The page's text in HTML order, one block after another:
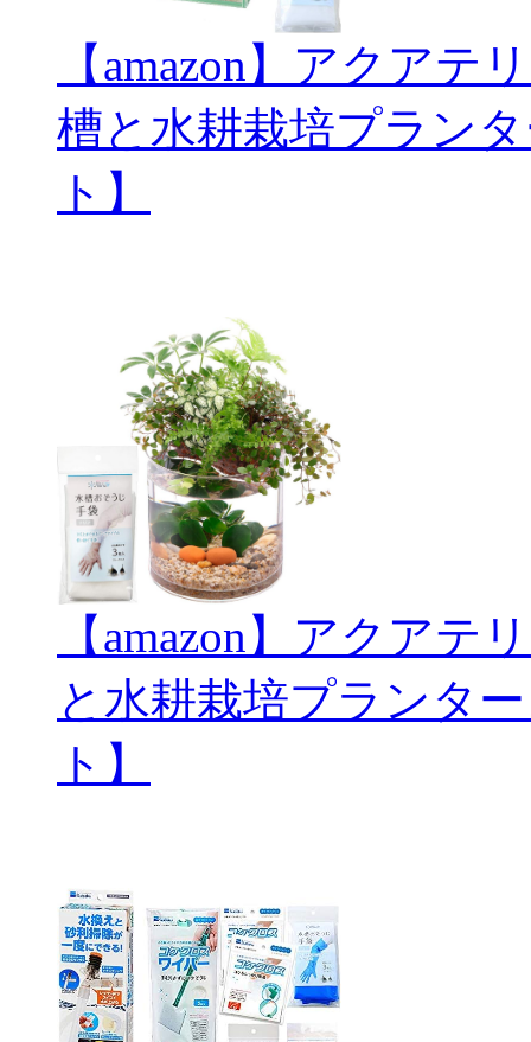
【amazon】アクアテ
槽と水耕栽培プラン
ト】
【amazon】アクアテ
と水耕栽培プランタ
ト】